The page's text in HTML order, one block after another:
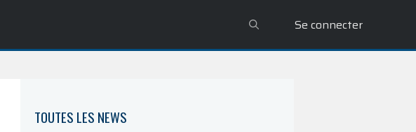
Se connecter
TOUTES LES NEWS